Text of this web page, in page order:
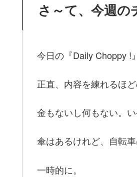
さ～て、今週の
今日の『Daily Choppy !
正直、内容を練れるほ
金もないし何もない。
傘はあるけれど、自転車
一時的に。